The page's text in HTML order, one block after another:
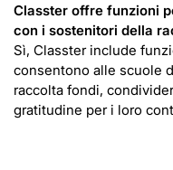
Classter offre funzioni
con i sostenitori della
Sì, Classter include
consentono alle scuole
raccolta fondi,
gratitudine per i loro